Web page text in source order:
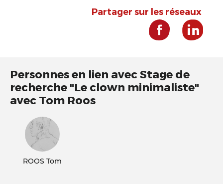
Partager sur les réseaux
Personnes en lien avec Stage de
recherche "Le clown minimaliste"
avec Tom Roos
ROOS Tom